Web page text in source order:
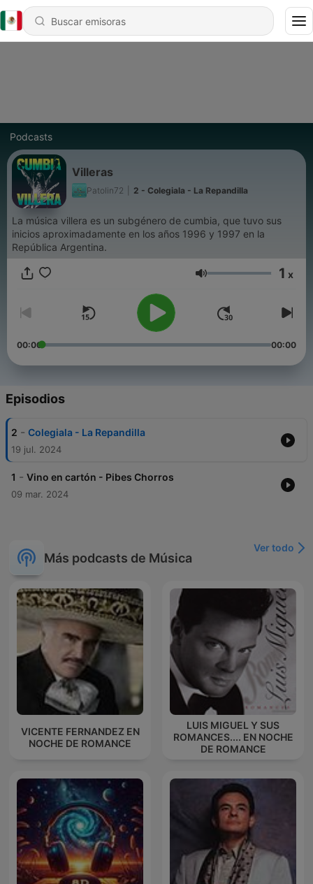
Podcasts
Villeras
Patolin72 2 - Colegiala - La Repandilla
La música villera es un subgénero de cumbia, que tuvo sus
inicios aproximadamente en los años 1996 y 1997 en la
República Argentina.
Volumen 1 x
00:00 00:00
Episodios
2 - Colegiala - La Repandilla
19 jul. 2024
1 - Vino en cartón - Pibes Chorros
09 mar. 2024
Más podcasts de Música
Ver todo
VICENTE FERNANDEZ EN
NOCHE DE ROMANCE
LUIS MIGUEL Y SUS
ROMANCES.... EN NOCHE
DE ROMANCE